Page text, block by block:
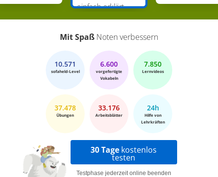
einfach erklärt
Mit Spaß Noten verbessern
10.571
sofaheld-Level
6.600
vorgefertigte
Vokabeln
7.850
Lernvideos
37.478
Übungen
33.176
Arbeitsblätter
24h
Hilfe von
Lehrkräften
30 Tage kostenlos
testen
Testphase jederzeit online beenden